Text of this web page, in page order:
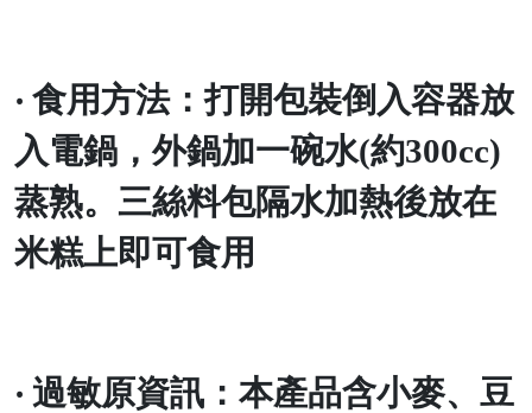
‧ 食用方法：打開包裝倒入容器放
入電鍋，外鍋加一碗水(約300cc)
蒸熟。三絲料包隔水加熱後放在
米糕上即可食用
‧ 過敏原資訊：本產品含小麥、豆